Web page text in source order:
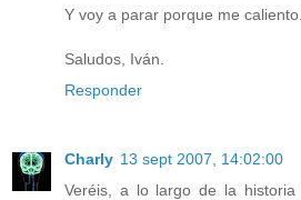
Y voy a parar porque me
Saludos, Iván.
Responder
Charly 13 sept 2007, 14:02:00
Veréis, a lo largo de la historia